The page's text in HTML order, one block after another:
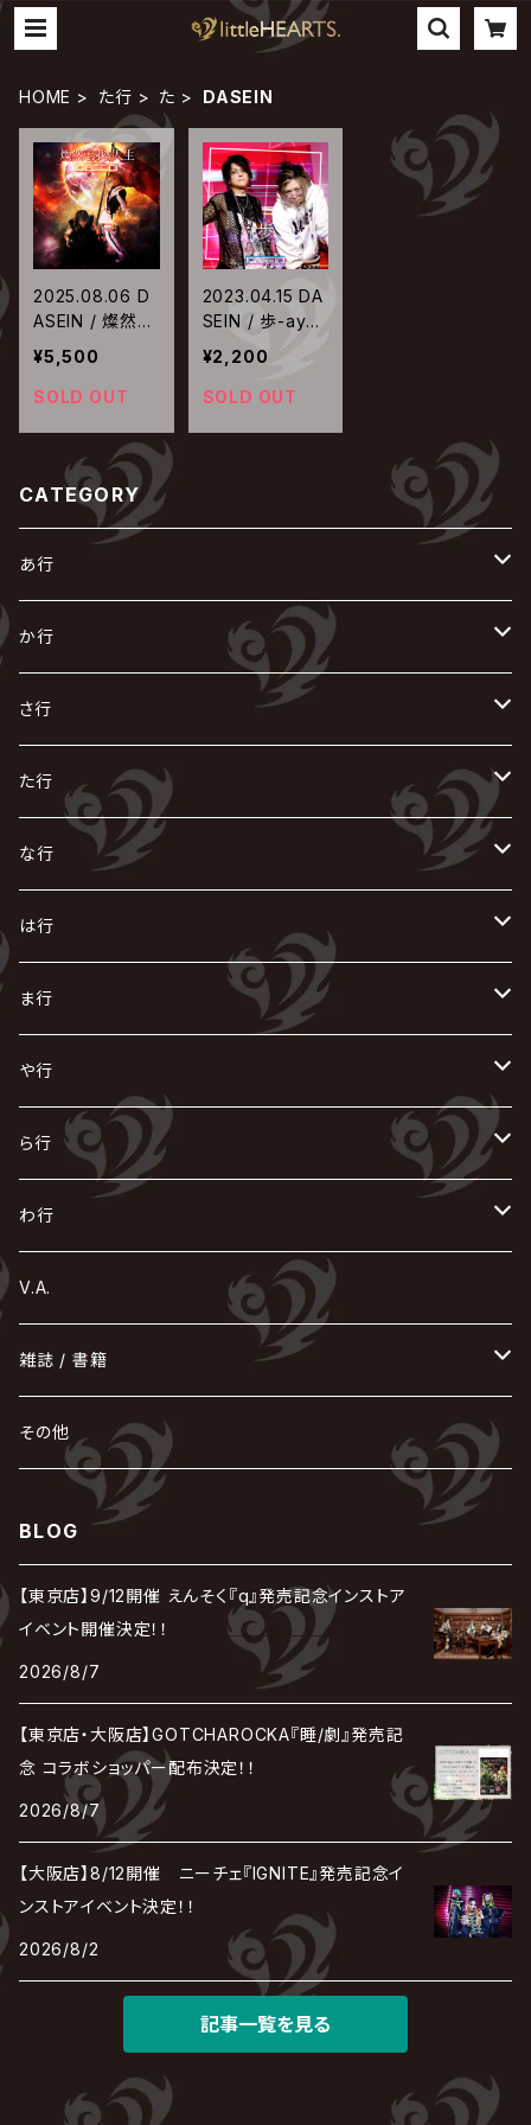
HOME た行 た DASEIN
2025.08.06 D
ASEIN / 燦然た
る我が人生
¥5,500
SOLD OUT
2023.04.15 DA
SEIN / 歩-ayu
mi-
¥2,200
SOLD OUT
CATEGORY
あ行
あ
R指定
AIOLIN
浅葱 / ASAGI
Azavana
Acid Black Cherry
彩冷える -ayabie-
アリス九號. / ALICE NINE. / A9
アンティック-珈琲店-
umbrella
い
IKUO
exist†trace
イビツ マル
色々な十字架
168 / 葵-168-
う
VIRGE / ヴァージュ
Waive
UCHUSENTAI:NOIZ / 宇宙戦隊NOIZ
え
ACE OF SPADES
X JAPAN
お
AURORIZE
OFIAM
か行
か
怪人二十面奏
Kαin
CASCADE
the GazettE
GOTCHAROCKA
河村隆一
き
KISAKI
キズ
清春
KIRITO / キリト
己龍
く
Crack6
グラビティ
GREN / グレン
黒夢
け
[ kei ] / 圭
仮病
こ
GOATBED
ゴールデンボンバー
コドモドラゴン
さ行
さ
ザアザア
The THIRTEEN
さくら前線
Sadie
XANVALA
し
Zeke Deux
Z CLEAR
-真天地開闢集団-ジグザグ
Sick²
ジグソウ
シド
JAKIGAN MEISTER
Chanty
Janne Da Arc
sugar
Jupiter
JILUKA
す
Z CLEAR
超ジャシー
Scarlet Valse
SCAPEGOAT
SPLENDID GOD GIRAFFE
SLAPSLY / CHIYU
せ
ゼラ
零[Hz]
そ
SOPHIA
ZOMBIE / ぞんび
た行
た
DASEIN
DAIGO
TAKURO
DazzlingBAD
DADAROMA
逹瑯
DAVID / SUI / 縁
DALLE
DARRELL
ち
CHAQLA.
つ
て
D
DIAURA
DIR EN GREY
DEXCORE
TAKE NO BREAK
DEZERT
deadman
DEVILOOF
DuelJewel
D'ERLANGER
と
東京花嫁
Tourbillon
な行
な
NIGHTMARE
NAZARE
に
NiEL
NICOLAS
ぬ
nurié
ね
NETH PRIERE CAIN
NEVERLAND
の
NoGoD
NOCTURNAL BLOODLUST
は行
は
heidi.
H.U.G
BUCK-TICK
花見桜こうき
薔薇の宮殿
BAROQUE
ひ
HERO
美炎-BIEN-
hide with Spread Beaver / hide
HIDE-ZOU
ふ
Far East Dizain
Fatüm
Blu-BiLLioN
BULL ZEICHEN 88
BULL FIELD
BREAKERZ
BLAZE
へ
BabyKingdom
THE BEETHOVEN
The Benjamin
ほ
POIDOL
HOLLOWGRAM
ま行
ま
THE MICRO HEAD 4N'S
MAO / マオ from SID
MUSCLE ATTACK
マツタケワークス
摩天楼オペラ
THE MADNA
MAMA.
まみれた / MAMIRETA
MALICE MIZER
み
未完成アリス
ミスイ
MIYAVI
む
MUCC / ムック
め
メトロノーム
MERRY / メリー
も
THE MORTAL
最上川司
や行
や
ヤミテラ / 外道反逆者ヤミテラ
ゆ
YUKIYA / 藤田幸也
ユナイト
よ
ら行
ら
rice
Rides In ReVellion
Luv PARADE
LAB.THE BASEMENT / ラボ ザ ベヰスメント
り
Leetspeak monsters
Ricky
LEZARD
LIBRAVEL / リブラヴェル
Lill
る
Ruiza
LUNA SEA
れ
0.1gの誤算
the Raid.
REIGN
RAZOR
LSN / The LEGENDARY SIX NINE
Royz
Rorschach.inc
ロマン急行
わ行
わ
wyse
我が為
V.A.
雑誌 / 書籍
hévn
ROCK AND READ
その他
BLOG
【東京店】9/12開催 えんそく『q』発売記念インストア
イベント開催決定！！
2026/8/7
【東京店・大阪店】GOTCHAROCKA『睡/劇』発売記
念 コラボショッパー配布決定！！
2026/8/7
【大阪店】8/12開催 ニーチェ『IGNITE』発売記念イ
ンストアイベント決定！！
2026/8/2
記事一覧を見る